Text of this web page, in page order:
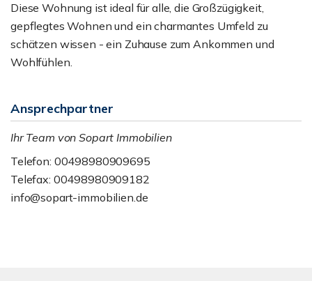
Diese Wohnung ist ideal für alle, die Großzügigkeit,
gepflegtes Wohnen und ein charmantes Umfeld zu
schätzen wissen - ein Zuhause zum Ankommen und
Wohlfühlen.
Ansprechpartner
Ihr Team von Sopart Immobilien
Telefon: 00498980909695
Telefax: 00498980909182
info@sopart-immobilien.de